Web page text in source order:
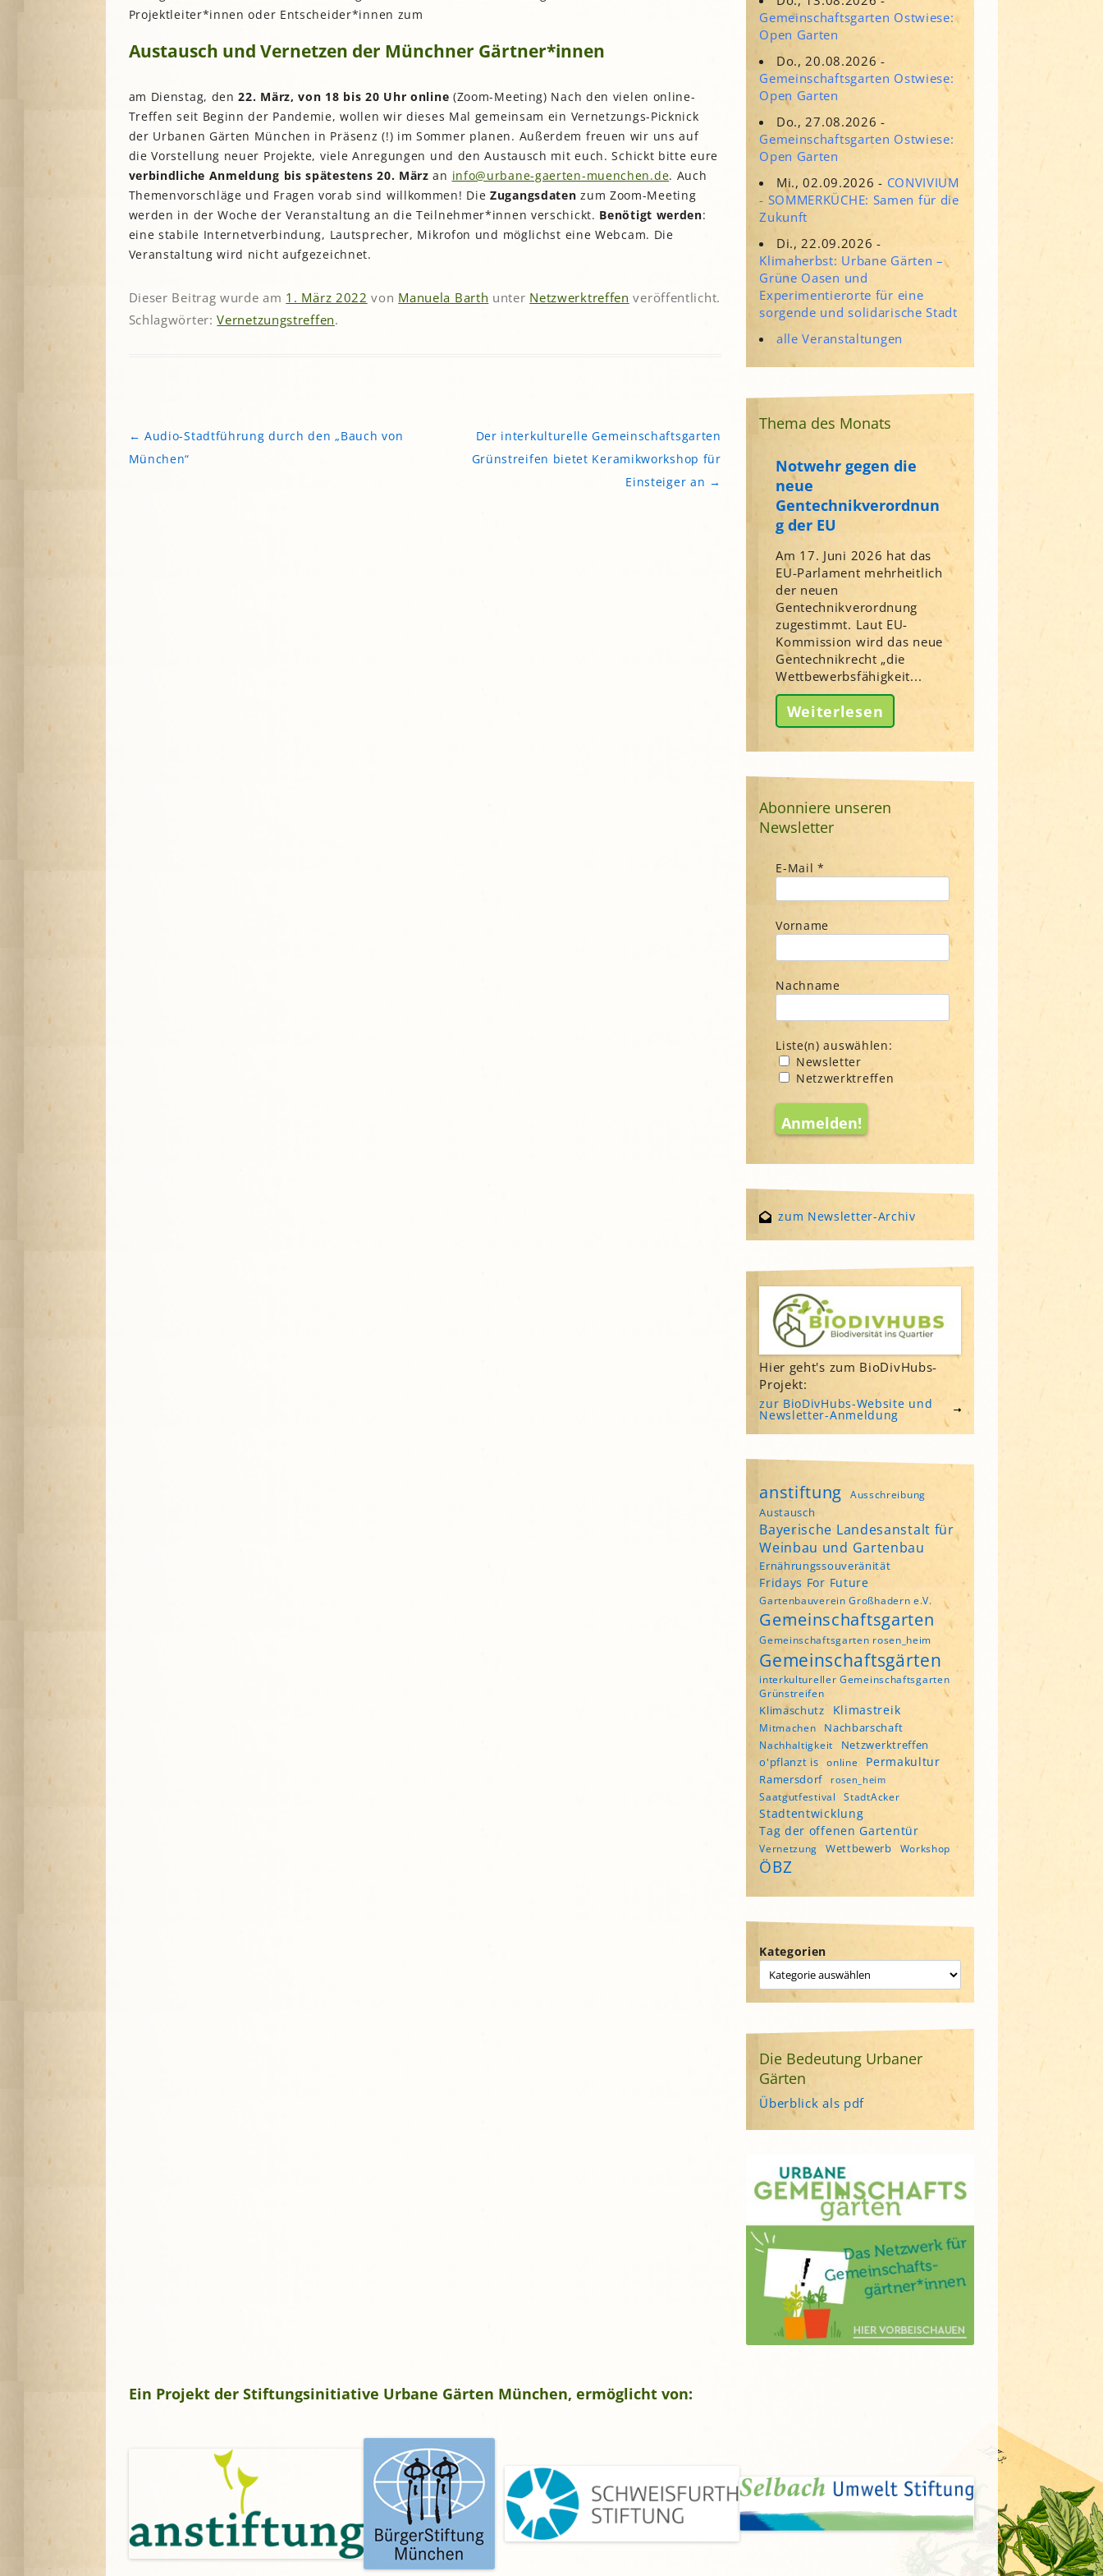
Generationengarten im Grün in Sicht
Grünstreifen Oberföhring Huberhäuslgarten
Garten der Sinne
Vielfalt der IG Feuerwache „Minga Permadies“ bei
Interkultureller Garten
Blumenau
Interkultureller Garten
Neuaubing
Interkultureller Garten
Wurzelnziehen
Kultgarten der WerkBox3
Nachbarschaftsgarten
Kirchen Ecke Seerieder
o’pflanzt is! Piazza Zenetti
Stattpark OLGA Sonnengarten Solln
Südgarten
StadtAcker am
Ackermannbogen
Tauschgarten Perlach Tauschgarten Schwabing-
Milbertshofen
Urbanes Gärtnern Allach-
Waldschmausgarten
WERKSgarten WertFeld
Wogeno Freiham
Echardingerstraße
Ramersdorf
Garten des
Nachbarschaftstreffs am
Walchenseeplatz
Gartentreffpunkt
Integriertes Wohnen
Kosmos unter Null
Moosacher Lebensinsel
Nachbarschaftstreff an der
Nordheide
rosen_heim
TUM Gardening
Hortus Insula Urbana
Klimawandel-Garten der
Bayerischen Landesanstalt
Pasinger Magdalenenpark
und ehemaliger
Klostergarten
Lesegärten Lesegarten Stadtbibliothek
Giesing
Nasch- und Lesegarten der
Stadtbibliothek Sendling
Schulgärten
Historische Gärten
Weitere Gartenprojekte
Der BioDivHubs-
Demonstrationsgarten
Grünpaten
Grünwerkstatt in der
Messestadt
Biotoppflege des LBV
Münchner Waldgarten
Naturgarten e.V. Haar
Gartenparzellen für Hobby-
Gartler
Prälatengarten im Kloster
Saatgut
Stadtentwicklung
Stiftungen
Terra Network
Umweltbildung
Urbane Gärten
Adressen für Gartenbedarf
Erde & Kompost
Projektleiter*innen oder Entscheider*innen zum
Austausch und Vernetzen der Münchner Gärtner*innen
am Dienstag, den22. März, von 18 bis 20 Uhr online (Zoom-Meeting) Nach den vielen online-
Treffen seit Beginn der Pandemie, wollen wir dieses Mal gemeinsam ein Vernetzungs-Picknick
der Urbanen Gärten München in Präsenz (!) im Sommer planen. Außerdem freuen wir uns auf
die Vorstellung neuer Projekte, viele Anregungen und den Austausch mit euch.Schickt bitte eure
verbindliche Anmeldung bis spätestens 20. Märzan info@urbane-gaerten-muenchen.de. Auch
Themenvorschläge und Fragen vorab sind willkommen! DieZugangsdaten zum Zoom-Meeting
werden in der Woche der Veranstaltung an die Teilnehmer*innen verschickt. Benötigt werden:
eine stabile Internetverbindung, Lautsprecher, Mikrofon und möglichst eine Webcam. Die
Veranstaltung wird nicht aufgezeichnet.
Dieser Beitrag wurde am 1. März 2022 von Manuela Barth unter Netzwerktreffen veröffentlicht.
Schlagwörter:Vernetzungstreffen.
Beitragsnavigation
← Audio-Stadtführung durch den „Bauch von
München“
Der interkulturelle Gemeinschaftsgarten
Grünstreifen bietet Keramikworkshop für
Einsteiger an →
Gemeinschaftsgarten Ostwiese:
Open Garten
Do., 20.08.2026 -
Gemeinschaftsgarten Ostwiese:
Open Garten
Do., 27.08.2026 -
Gemeinschaftsgarten Ostwiese:
Open Garten
Mi., 02.09.2026 - CONVIVIUM
- SOMMERKÜCHE: Samen für die
Zukunft
Di., 22.09.2026 -
Klimaherbst: Urbane Gärten –
Grüne Oasen und
Experimentierorte für eine
sorgende und solidarische Stadt
alle Veranstaltungen
Thema des Monats
Notwehr gegen die
neue
Gentechnikverordnun
g der EU
Am 17. Juni 2026 hat das
EU-Parlament mehrheitlich
der neuen
Gentechnikverordnung
zugestimmt. Laut EU-
Kommission wird das neue
Gentechnikrecht „die
Wettbewerbsfähigkeit...
Weiterlesen
Abonniere unseren
Newsletter
E-Mail*
Vorname
Nachname
Liste(n) auswählen:
Newsletter
Netzwerktreffen
zum Newsletter-Archiv
Hier geht's zum BioDivHubs-
Projekt:
zur BioDivHubs-Website und
Newsletter-Anmeldung
anstiftung Ausschreibung
Austausch
Bayerische Landesanstalt für
Weinbau und Gartenbau
Ernährungssouveränität
Fridays For Future
Gartenbauverein Großhadern e.V.
Gemeinschaftsgarten
Gemeinschaftsgarten rosen_heim
Gemeinschaftsgärten
interkultureller Gemeinschaftsgarten
Grünstreifen
Klimaschutz Klimastreik
Mitmachen Nachbarschaft
Nachhaltigkeit
Netzwerktreffen
o'pflanzt is
online Permakultur
Ramersdorf rosen_heim
Saatgutfestival StadtAcker
Stadtentwicklung
Tag der offenen Gartentür
Vernetzung Wettbewerb Workshop
ÖBZ
Kategorien
Die Bedeutung Urbaner
Gärten
Überblick als pdf
Ein Projekt der Stiftungsinitiative Urbane Gärten München, ermöglicht von: